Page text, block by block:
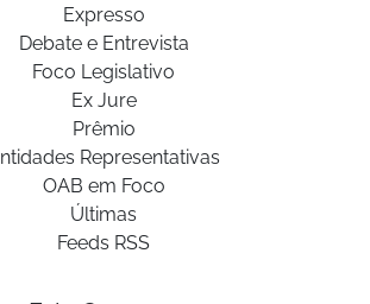
Expresso
Debate e Entrevista
Foco Legislativo
Ex Jure
Prêmio
Representativas
OAB em Foco
Últimas
Feeds RSS